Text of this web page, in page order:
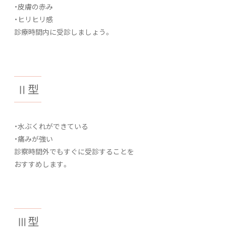
・皮膚の赤み
・ヒリヒリ感
診療時間内に受診しましょう。
Ⅱ型
・水ぶくれができている
・痛みが強い
診察時間外でもすぐに受診することを
おすすめします。
Ⅲ型